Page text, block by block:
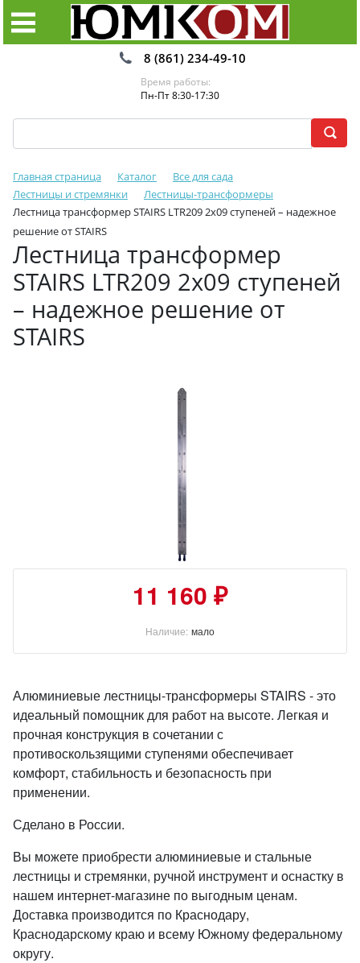
8 (861) 234-49-10
Время работы:
Пн-Пт 8:30-17:30
Главная страница Каталог
Все для сада
Лестницы и стремянки
Лестницы-трансформеры
Лестница трансформер STAIRS LTR209 2х09 ступеней – надежное
решение от STAIRS
Лестница трансформер
STAIRS LTR209 2х09 ступеней
– надежное решение от
STAIRS
11 160 ₽
Наличие: мало
Алюминиевые лестницы-трансформеры STAIRS - это
идеальный помощник для работ на высоте. Легкая и
прочная конструкция в сочетании с
противоскользящими ступенями обеспечивает
комфорт, стабильность и безопасность при
применении.
Сделано в России.
Вы можете приобрести алюминиевые и стальные
лестницы и стремянки, ручной инструмент и оснастку в
нашем интернет-магазине по выгодным ценам.
Доставка производится по Краснодару,
Краснодарскому краю и всему Южному федеральному
округу.